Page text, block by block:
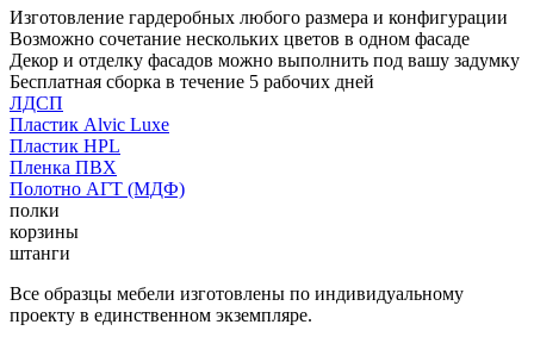
Изготовление гардеробных любого размера и конфигурации
Возможно сочетание нескольких цветов в одном фасаде
Декор и отделку фасадов можно выполнить под вашу задумку
Бесплатная сборка в течение 5 рабочих дней
ЛДСП
Пластик Alvic Luxe
Пластик HPL
Пленка ПВХ
Полотно АГТ (МДФ)
полки
корзины
штанги
Все образцы мебели изготовлены по индивидуальному
проекту в единственном экземпляре.